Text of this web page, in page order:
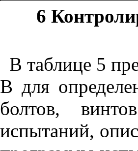
6
В таблице 5
В для
болтов,винтов
испытаний,